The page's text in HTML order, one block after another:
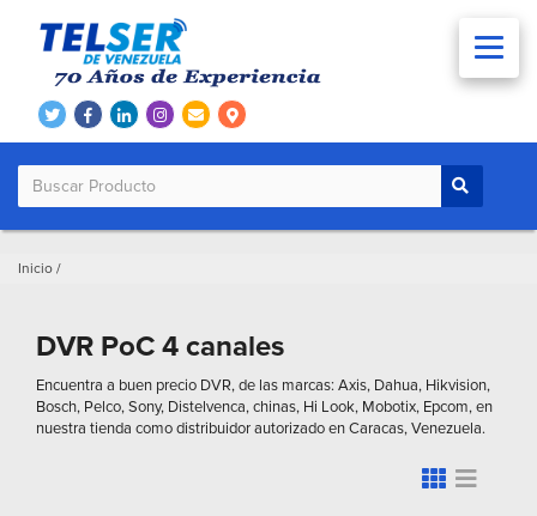
Inicio /
DVR PoC 4 canales
Encuentra a buen precio DVR, de las marcas: Axis, Dahua, Hikvision,
Bosch, Pelco, Sony, Distelvenca, chinas, Hi Look, Mobotix, Epcom, en
nuestra tienda como distribuidor autorizado en Caracas, Venezuela.